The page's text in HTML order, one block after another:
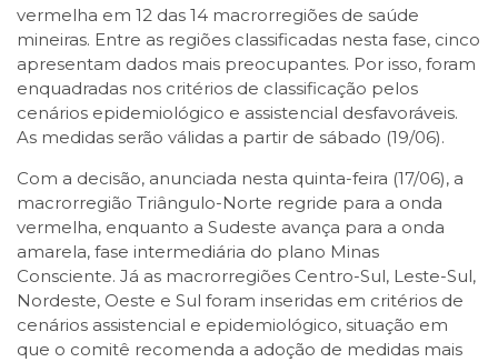
vermelha em 12 das 14 macrorregiões de saúde
mineiras. Entre as regiões classificadas nesta fase, cinco
apresentam dados mais preocupantes. Por isso, foram
enquadradas nos critérios de classificação pelos
cenários epidemiológico e assistencial desfavoráveis.
As medidas serão válidas a partir de sábado (19/06).
Com a decisão, anunciada nesta quinta-feira (17/06), a
macrorregião Triângulo-Norte regride para a onda
vermelha, enquanto a Sudeste avança para a onda
amarela, fase intermediária do plano Minas
Consciente. Já as macrorregiões Centro-Sul, Leste-Sul,
Nordeste, Oeste e Sul foram inseridas em critérios de
cenários assistencial e epidemiológico, situação em
que o comitê recomenda a adoção de medidas mais